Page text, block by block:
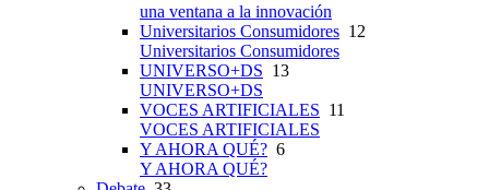
una ventana a la innovación
Universitarios Consumidores 12
Universitarios Consumidores
UNIVERSO+DS 13
UNIVERSO+DS
VOCES ARTIFICIALES 11
VOCES ARTIFICIALES
Y AHORA QUÉ? 6
Y AHORA QUÉ?